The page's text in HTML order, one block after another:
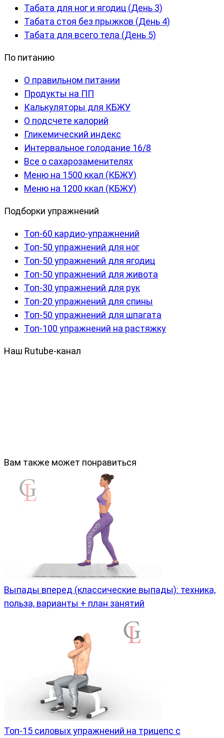
Табата для ног и ягодиц (День 3)
Табата стоя без прыжков (День 4)
Табата для всего тела (День 5)
По питанию
О правильном питании
Продукты на ПП
Калькуляторы для КБЖУ
О подсчете калорий
Гликемический индекс
Интервальное голодание 16/8
Все о сахарозаменителях
Меню на 1500 ккал (КБЖУ)
Меню на 1200 ккал (КБЖУ)
Подборки упражнений
Топ-60 кардио-упражнений
Топ-50 упражнений для ног
Топ-50 упражнений для ягодиц
Топ-50 упражнений для живота
Топ-30 упражнений для рук
Топ-20 упражнений для спины
Топ-50 упражнений для шпагата
Топ-100 упражнений на растяжку
Наш Rutube-канал
Вам также может понравиться
Выпады вперед (классические выпады): техника,
польза, варианты + план занятий
Топ-15 силовых упражнений на трицепс с